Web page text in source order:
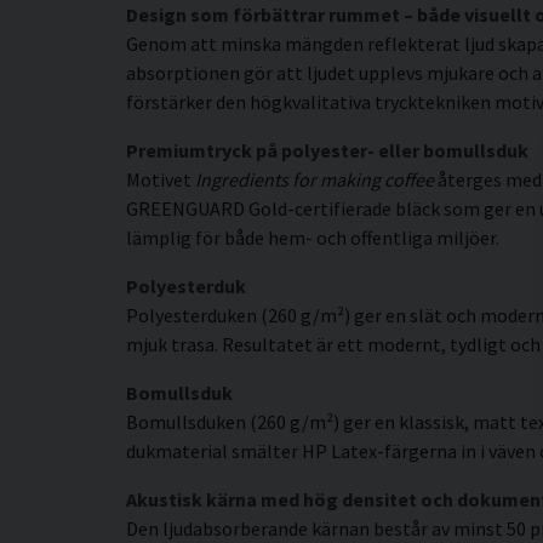
Design som förbättrar rummet – både visuellt
Genom att minska mängden reflekterat ljud
absorptionen gör att ljudet upplevs mjukare och
förstärker den högkvalitativa trycktekniken
Premiumtryck på polyester- eller bomullsduk
Motivet Ingredients for making coffee återges
GREENGUARD Gold-certifierade bläck som ger
lämplig för både hem- och offentliga miljöer.
Polyesterduk
Polyesterduken (260 g/m²) ger en slät och
mjuk trasa. Resultatet är ett modernt, tydligt
Bomullsduk
Bomullsduken (260 g/m²) ger en klassisk, matt
dukmaterial smälter HP Latex-färgerna in i
Akustisk kärna med hög densitet och
Den ljudabsorberande kärnan består av minst